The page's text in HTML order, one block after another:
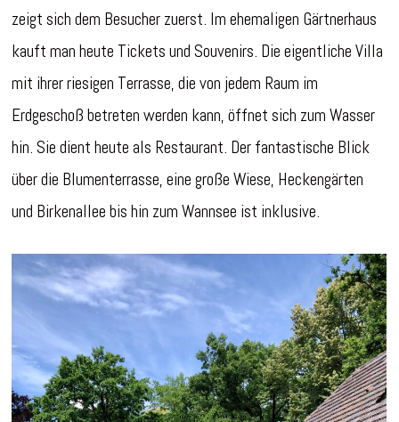
zeigt sich dem Besucher zuerst. Im ehemaligen Gärtnerhaus
kauft man heute Tickets und Souvenirs. Die eigentliche Villa
mit ihrer riesigen Terrasse, die von jedem Raum im
Erdgeschoß betreten werden kann, öffnet sich zum Wasser
hin. Sie dient heute als Restaurant. Der fantastische Blick
über die Blumenterrasse, eine große Wiese, Heckengärten
und Birkenallee bis hin zum Wannsee ist inklusive.